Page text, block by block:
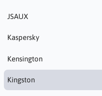
JSAUX
Kaspersky
Kensington
Kingston